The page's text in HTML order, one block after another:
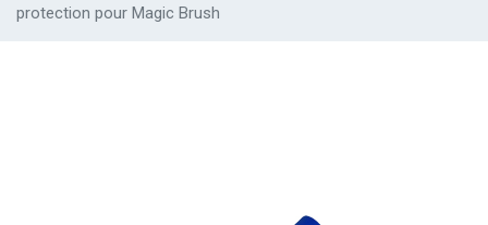
protection pour Magic Brush